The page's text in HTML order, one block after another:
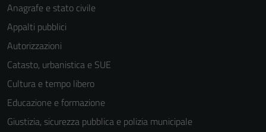
Anagrafe e stato civile
Appalti pubblici
Autorizzazioni
Catasto, urbanistica e SUE
Cultura e tempo libero
Educazione e formazione
Giustizia, sicurezza pubblica e polizia municipale